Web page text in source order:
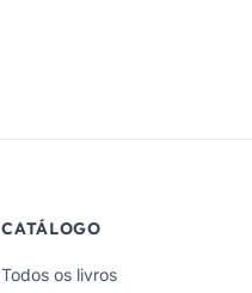
CATÁLOGO
Todos os livros